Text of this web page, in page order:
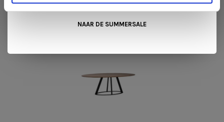
GERELATEERDE PRODUCTEN
NAAR DE SUMMERSALE